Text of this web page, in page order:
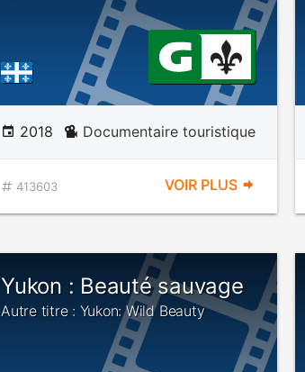
2018 Documentaire touristique
413603 VOIR PLUS
Yukon : Beauté sauvage
Autre titre : Yukon: Wild Beauty